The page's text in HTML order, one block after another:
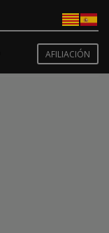
AFILIACIÓN